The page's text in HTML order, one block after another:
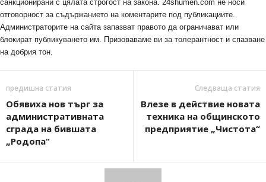
санкционирани с цялата строгост на закона. 24shumen.com не носи
отговорност за съдържанието на коментарите под публикациите.
Администраторите на сайта запазват правото да ограничават или
блокират публикуването им. Призоваваме ви за толерантност и спазване
на добрия тон.
предишна статия
Обявиха нов търг за
административната
сграда на бившата
„Родопа“
Следваща статия
Влезе в действие новата
техника на общинското
предприятие „Чистота“